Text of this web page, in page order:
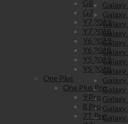
Galaxy
Galaxy
Galaxy
Galaxy
Galaxy
Galaxy
Galaxy
Galaxy
Galaxy
G8
G7
Y7 2019
Y7 2018
Y6 2019
Y6 2018
Y5 2019
Y5 2018
One Plus
One Plus Pro
9 Pro
8 Pro
7T Pro